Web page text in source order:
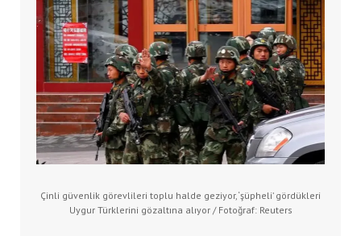
Çinli güvenlik görevlileri toplu halde geziyor, ‘şüpheli’ gördükleri
Uygur Türklerini gözaltına alıyor / Fotoğraf: Reuters